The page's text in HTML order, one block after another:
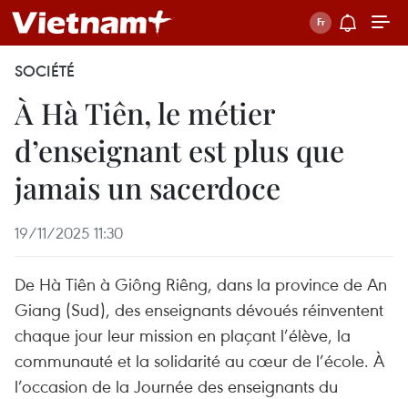
SOCIÉTÉ
À Hà Tiên, le métier
d’enseignant est plus que
jamais un sacerdoce
19/11/2025 11:30
De Hà Tiên à Giông Riêng, dans la province de An
Giang (Sud), des enseignants dévoués réinventent
chaque jour leur mission en plaçant l’élève, la
communauté et la solidarité au cœur de l’école. À
l’occasion de la Journée des enseignants du